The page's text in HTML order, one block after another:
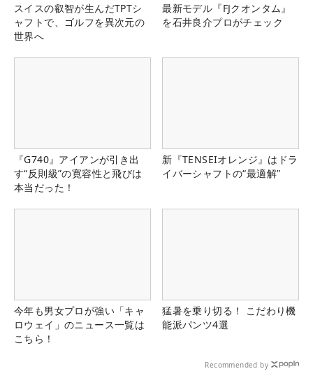
スイスの叡智が生んだTPTシ
ャフトで、ゴルフを異次元の
世界へ
最新モデル『FJクオンタム』
を石井良介プロがチェック
『G740』アイアンが引き出
す“反則級”の寛容性と飛びは
本当だった！
新『TENSEIオレンジ』はドラ
イバーシャフトの“最適解”
今年も男女プロが強い「キャ
ロウェイ」のニュース一覧は
こちら！
猛暑を乗り切る！ こだわり機
能派パンツ4選
Recommended by